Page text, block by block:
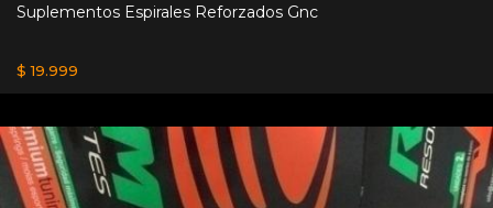
Suplementos Espirales Reforzados Gnc
$ 19.999